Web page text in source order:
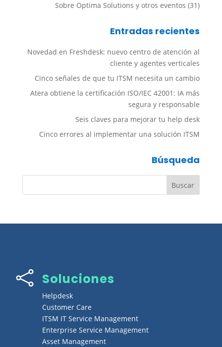
Sobre Optima Solutions y otros eventos (31)
Entradas recientes
Novedad en Freshdesk: nuevo centro de atención al
cliente y agentes verticales
Cinco señales de que tu ITSM necesita un cambio
Atera obtiene la certificación ISO/IEC 42001: IA más
segura y responsable
Seis claves para mejorar tu help desk
Cinco errores al implementar una solución ITSM
Búsqueda
 Soluciones
Helpdesk
Customer Care
ITSM IT Service Management
Enterprise Service Management
Asset Management